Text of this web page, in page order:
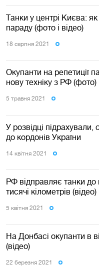
Танки у центрі Києва:
параду (фото і відео)
18 серпня 2021
Окупанти на репетиції
нову техніку з РФ (фото)
5 травня 2021
У розвідці підрахували,
до кордонів України
14 квiтня 2021
РФ відправляє танки до
тисячі кілометрів (відео)
5 квiтня 2021
На Донбасі окупанти в
(відео)
22 березня 2021